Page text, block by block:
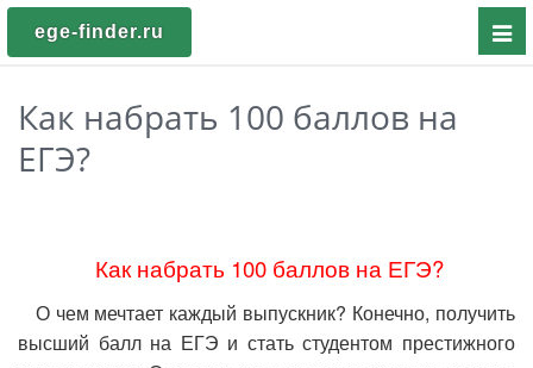
ege-finder.ru
Как набрать 100 баллов на
ЕГЭ?
Как набрать 100 баллов на ЕГЭ?
О чем мечтает каждый выпускник? Конечно, получить
высший балл на ЕГЭ и стать студентом престижного